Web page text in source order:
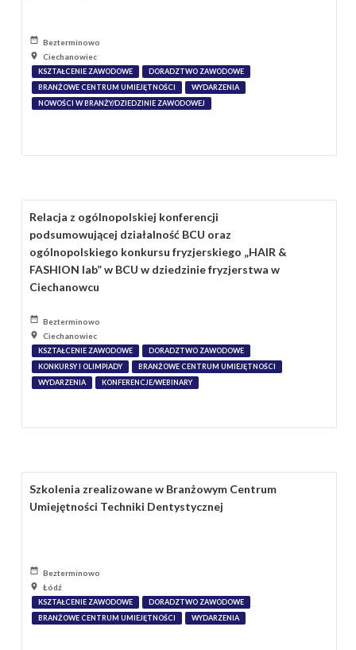
Bezterminowo
Ciechanowiec
KSZTAŁCENIE ZAWODOWE
DORADZTWO ZAWODOWE
BRANŻOWE CENTRUM UMIEJĘTNOŚCI
WYDARZENIA
NOWOŚCI W BRANŻY/DZIEDZINIE ZAWODOWEJ
Relacja z ogólnopolskiej konferencji
podsumowującej działalność BCU oraz
ogólnopolskiego konkursu fryzjerskiego „HAIR &
FASHION lab” w BCU w dziedzinie fryzjerstwa w
Ciechanowcu
Bezterminowo
Ciechanowiec
KSZTAŁCENIE ZAWODOWE
DORADZTWO ZAWODOWE
KONKURSY I OLIMPIADY
BRANŻOWE CENTRUM UMIEJĘTNOŚCI
WYDARZENIA
KONFERENCJE/WEBINARY
Szkolenia zrealizowane w Branżowym Centrum
Umiejętności Techniki Dentystycznej
Bezterminowo
Łódź
KSZTAŁCENIE ZAWODOWE
DORADZTWO ZAWODOWE
BRANŻOWE CENTRUM UMIEJĘTNOŚCI
WYDARZENIA